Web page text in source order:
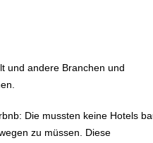
und andere Branchen und
Die mussten keine Hotels
zu müssen. Diese